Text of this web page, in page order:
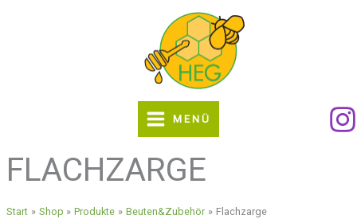
MENÜ
FLACHZARGE
Start Shop Produkte Beuten&Zubehör Flachzarge